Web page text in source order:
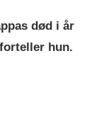
død i år
hun.